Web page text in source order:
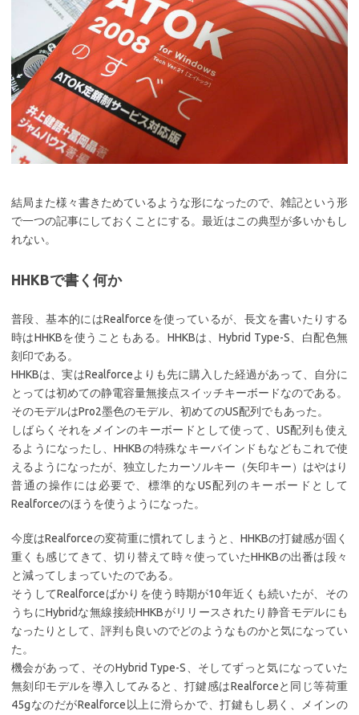
結局また様々書きためているような形になったので、雑記という形
で一つの記事にしておくことにする。最近はこの典型が多いかもし
れない。
HHKBで書く何か
普段、基本的にはRealforceを使っているが、長文を書いたりする
時はHHKBを使うこともある。HHKBは、Hybrid Type-S、白配色無
刻印である。
HHKBは、実はRealforceよりも先に購入した経過があって、自分に
とっては初めての静電容量無接点スイッチキーボードなのである。
そのモデルはPro2墨色のモデル、初めてのUS配列でもあった。
しばらくそれをメインのキーボードとして使って、US配列も使え
るようになったし、HHKBの特殊なキーバインドもなどもこれで使
えるようになったが、独立したカーソルキー（矢印キー）はやはり
普通の操作には必要で、標準的なUS配列のキーボードとして
Realforceのほうを使うようになった。
今度はRealforceの変荷重に慣れてしまうと、HHKBの打鍵感が固く
重くも感じてきて、切り替えて時々使っていたHHKBの出番は段々
と減ってしまっていたのである。
そうしてRealforceばかりを使う時期が10年近くも続いたが、その
うちにHybridな無線接続HHKBがリリースされたり静音モデルにも
なったりとして、評判も良いのでどのようなものかと気になってい
た。
機会があって、そのHybrid Type-S、そしてずっと気になっていた
無刻印モデルを導入してみると、打鍵感はRealforceと同じ等荷重
45gなのだがRealforce以上に滑らかで、打鍵もし易く、メインの